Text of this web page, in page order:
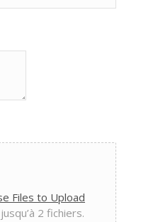
Files to Upload
2 fichiers.